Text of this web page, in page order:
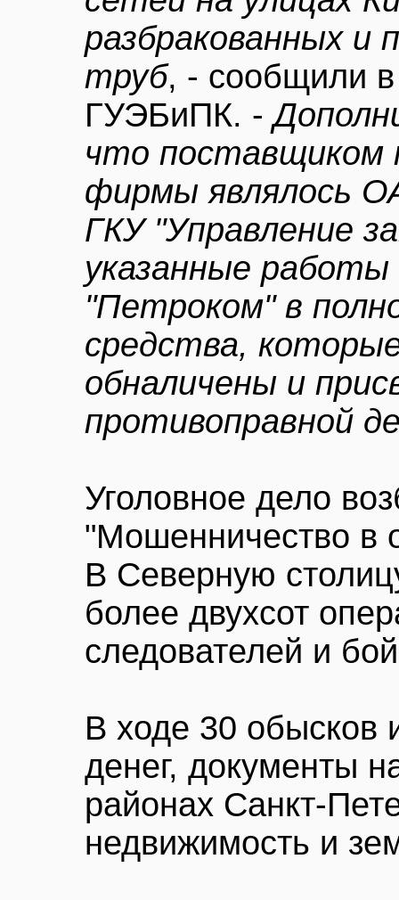
разбракованных и
труб, - сообщили
ГУЭБиПК. -
что поставщиком
фирмы являлось
ГКУ "Управление
указанные
"Петроком" в
средства,
обналичены и
противоправной
Уголовное дело
"Мошенничество в
В Северную
более двухсот
следователей и
В ходе 30 обысков
денег, документы
районах Санкт-
недвижимость и